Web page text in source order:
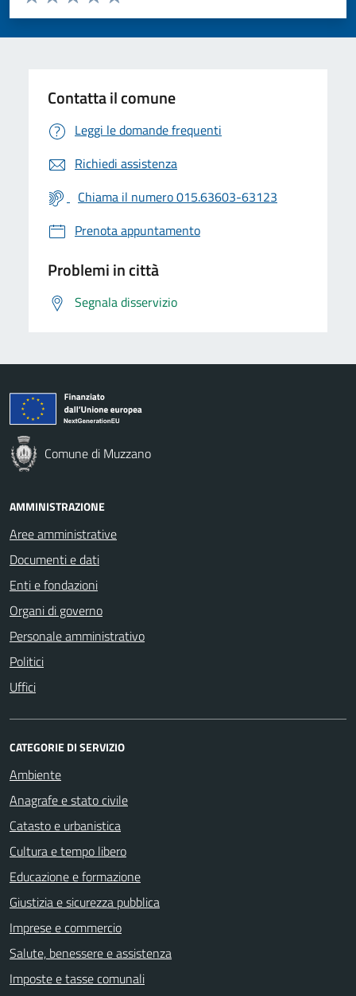
Valuta 5 stelle su 5
Valuta 4 stelle su 5
Valuta 3 stelle su 5
Valuta 2 stelle su 5
Valuta 1 stelle su 5
Contatta il comune
Leggi le domande frequenti
Richiedi assistenza
Chiama il numero 015.63603-63123
Prenota appuntamento
Problemi in città
Segnala disservizio
Comune di Muzzano
AMMINISTRAZIONE
Aree amministrative
Documenti e dati
Enti e fondazioni
Organi di governo
Personale amministrativo
Politici
Uffici
CATEGORIE DI SERVIZIO
Ambiente
Anagrafe e stato civile
Catasto e urbanistica
Cultura e tempo libero
Educazione e formazione
Giustizia e sicurezza pubblica
Imprese e commercio
Salute, benessere e assistenza
Imposte e tasse comunali